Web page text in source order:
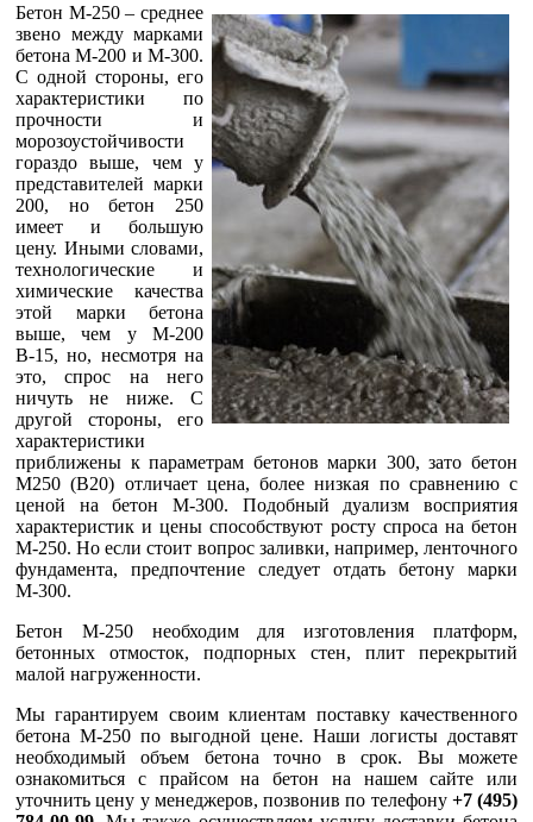
Бетон М-250 – среднее
звено между марками
бетона М-200 и М-300.
С одной стороны, его
характеристики по
прочности и
морозоустойчивости
гораздо выше, чем у
представителей марки
200, но бетон 250
имеет и большую
цену. Иными словами,
технологические и
химические качества
этой марки бетона
выше, чем у М-200
В-15, но, несмотря на
это, спрос на него
ничуть не ниже. С
другой стороны, его
характеристики
приближены к параметрам бетонов марки 300, зато бетон
М250 (В20) отличает цена, более низкая по сравнению с
ценой на бетон М-300. Подобный дуализм восприятия
характеристик и цены способствуют росту спроса на бетон
М-250. Но если стоит вопрос заливки, например, ленточного
фундамента, предпочтение следует отдать бетону марки
М-300.
Бетон М-250 необходим для изготовления платформ,
бетонных отмосток, подпорных стен, плит перекрытий
малой нагруженности.
Мы гарантируем своим клиентам поставку качественного
бетона М-250 по выгодной цене. Наши логисты доставят
необходимый объем бетона точно в срок. Вы можете
ознакомиться с прайсом на бетон на нашем сайте или
уточнить цену у менеджеров, позвонив по телефону +7 (495)